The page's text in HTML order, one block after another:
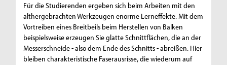
Für die Studierenden ergeben sich beim Arbeiten mit den
althergebrachten Werkzeugen enorme Lerneffekte. Mit dem
Vortreiben eines Breitbeils beim Herstellen von Balken
beispielsweise erzeugen Sie glatte Schnittflächen, die an der
Messerschneide - also dem Ende des Schnitts - abreißen. Hier
bleiben charakteristische Faserausrisse, die wiederum auf